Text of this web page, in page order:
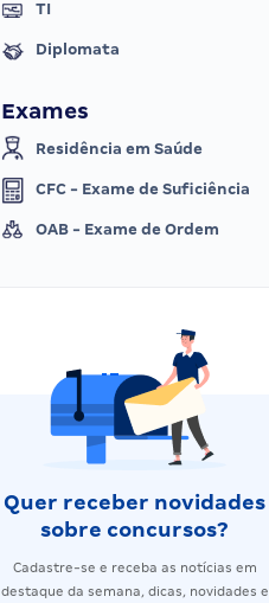
TI
Diplomata
Exames
Residência em Saúde
CFC - Exame de Suficiência
OAB - Exame de Ordem
Quer receber novidades
sobre concursos?
Cadastre-se e receba as notícias em
destaque da semana, dicas, novidades e